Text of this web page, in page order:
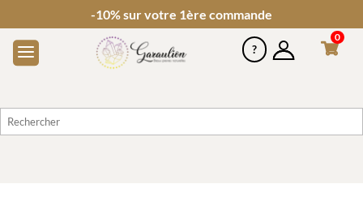
-10% sur votre 1ère commande
0